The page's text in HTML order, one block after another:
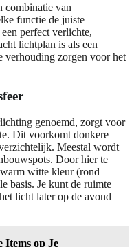
combinatie van
functie de juiste
perfect verlichte,
lichtplan is als een
verhouding zorgen voor het
genoemd, zorgt voor
Dit voorkomt donkere
Meestal wordt
Door hier te
witte kleur (rond
basis. Je kunt de ruimte
licht later op de avond
Items op Je